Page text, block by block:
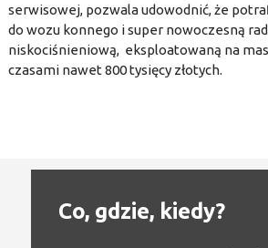
serwisowej, pozwala udowodnić, że
do wozu konnego i super nowoczesną
niskociśnieniową, eksploatowaną na
czasami nawet 800 tysięcy złotych.
Co, gdzie, kiedy?